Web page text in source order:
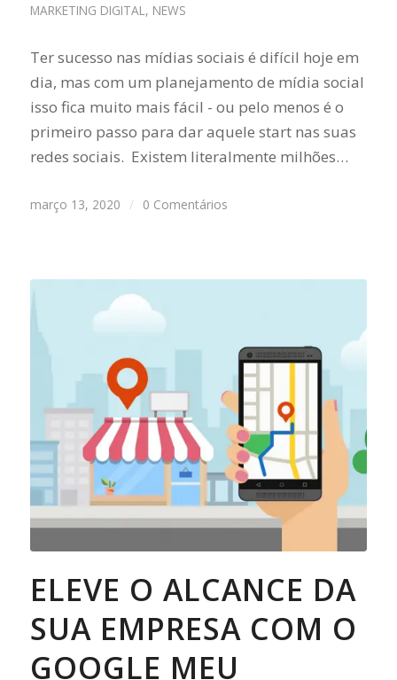
MARKETING DIGITAL , NEWS
Ter sucesso nas mídias sociais é difícil hoje em
dia, mas com um planejamento de mídia social
isso fica muito mais fácil - ou pelo menos é o
primeiro passo para dar aquele start nas suas
redes sociais. Existem literalmente milhões…
março 13, 2020 / 0 Comentários
ELEVE O ALCANCE DA
SUA EMPRESA COM O
GOOGLE MEU